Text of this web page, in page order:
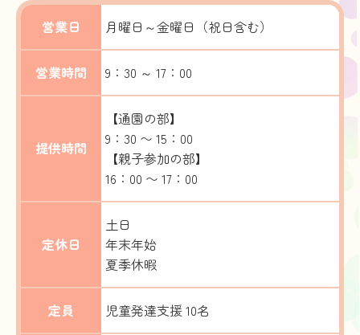
営業日 月曜日～金曜日（祝日含む）
営業時間 9：30 ～ 17：00
提供時間
【通園の部】
9：30 〜 15：00
【親子参加の部】
16：00 〜 17：00
定休日
土日
年末年始
夏季休暇
定員 児童発達支援 10名